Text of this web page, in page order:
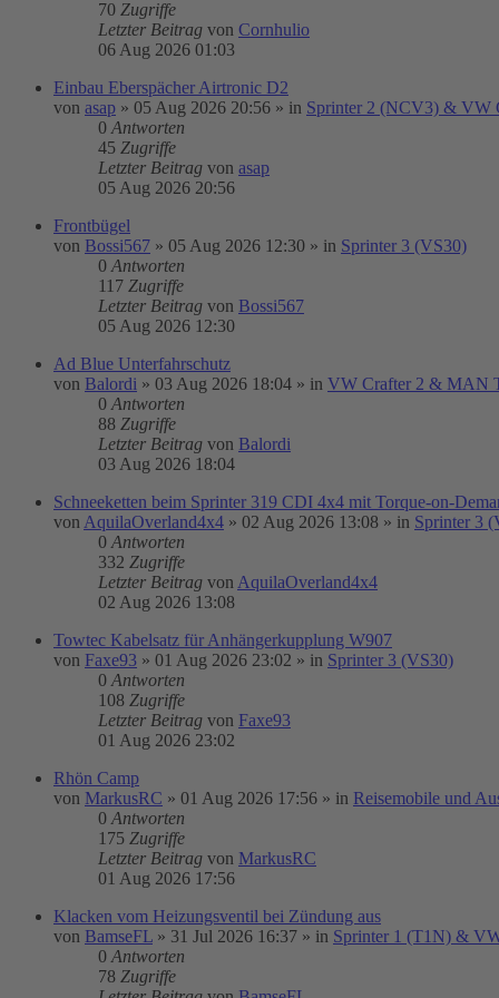
70 Zugriffe
Letzter Beitrag von Cornhulio
06 Aug 2026 01:03
Einbau Eberspächer Airtronic D2
von asap » 05 Aug 2026 20:56 » in Sprinter 2 (NCV3) & VW
0 Antworten
45 Zugriffe
Letzter Beitrag von asap
05 Aug 2026 20:56
Frontbügel
von Bossi567 » 05 Aug 2026 12:30 » in Sprinter 3 (VS30)
0 Antworten
117 Zugriffe
Letzter Beitrag von Bossi567
05 Aug 2026 12:30
Ad Blue Unterfahrschutz
von Balordi » 03 Aug 2026 18:04 » in VW Crafter 2 & MAN
0 Antworten
88 Zugriffe
Letzter Beitrag von Balordi
03 Aug 2026 18:04
Schneeketten beim Sprinter 319 CDI 4x4 mit Torque-on-
von AquilaOverland4x4 » 02 Aug 2026 13:08 » in Sprinter 3
0 Antworten
332 Zugriffe
Letzter Beitrag von AquilaOverland4x4
02 Aug 2026 13:08
Towtec Kabelsatz für Anhängerkupplung W907
von Faxe93 » 01 Aug 2026 23:02 » in Sprinter 3 (VS30)
0 Antworten
108 Zugriffe
Letzter Beitrag von Faxe93
01 Aug 2026 23:02
Rhön Camp
von MarkusRC » 01 Aug 2026 17:56 » in Reisemobile und
0 Antworten
175 Zugriffe
Letzter Beitrag von MarkusRC
01 Aug 2026 17:56
Klacken vom Heizungsventil bei Zündung aus
von BamseFL » 31 Jul 2026 16:37 » in Sprinter 1 (T1N) &
0 Antworten
78 Zugriffe